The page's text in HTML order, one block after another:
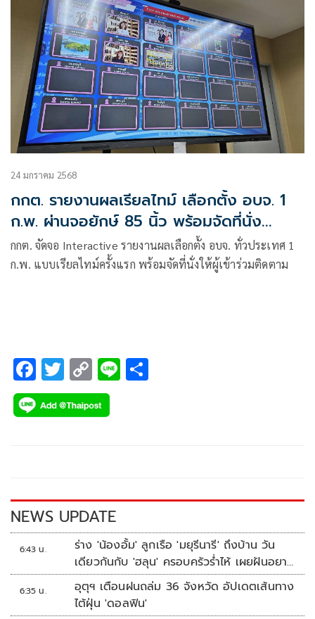
24 มกราคม 2568
กกต. รายงานผลเรียลไทม์ เลือกตั้ง อบจ. 1
ก.พ. ผ่านจอยักษ์ 85 นิ้ว พร้อมจัดที่นั่ง
รองรับ
กกต. จัดจอ Interactive รายงานผลเลือกตั้ง อบจ. ทั่วประเทศ 1
ก.พ. แบบเรียลไทม์ครั้งแรก พร้อมจัดที่นั่งให้ผู้เข้าร่วมติดตาม
F
ac
e
k
T
wi
tt
C
o
p
k
Li
NEWS UPDATE
6:43 น.
ร่าง 'น้องอั้ม' ลูกเรือ 'มยุรีนารี' ถึงบ้าน วัน
เดียวกันกับ 'ฮลุน' ครอบครัวร่ำไห้ เผยฝันอยาก
เป็นทหารเรือ
6:35 น.
อุตุฯ เตือนฝนถล่ม 36 จังหวัด อัปเดตเส้นทาง
ไต้ฝุ่น 'ดอลฟิน'